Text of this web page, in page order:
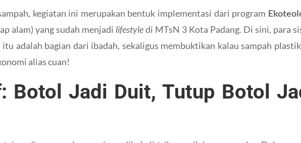
kegiatan ini merupakan bentuk implementasi dari program
alam) yang sudah menjadi lifestyledi MTsN 3 Kota Padang. Di sini, para
adalah bagian dari ibadah, sekaligus membuktikan kalau sampah
alias cuan!
Botol Jadi Duit, Tutup Botol